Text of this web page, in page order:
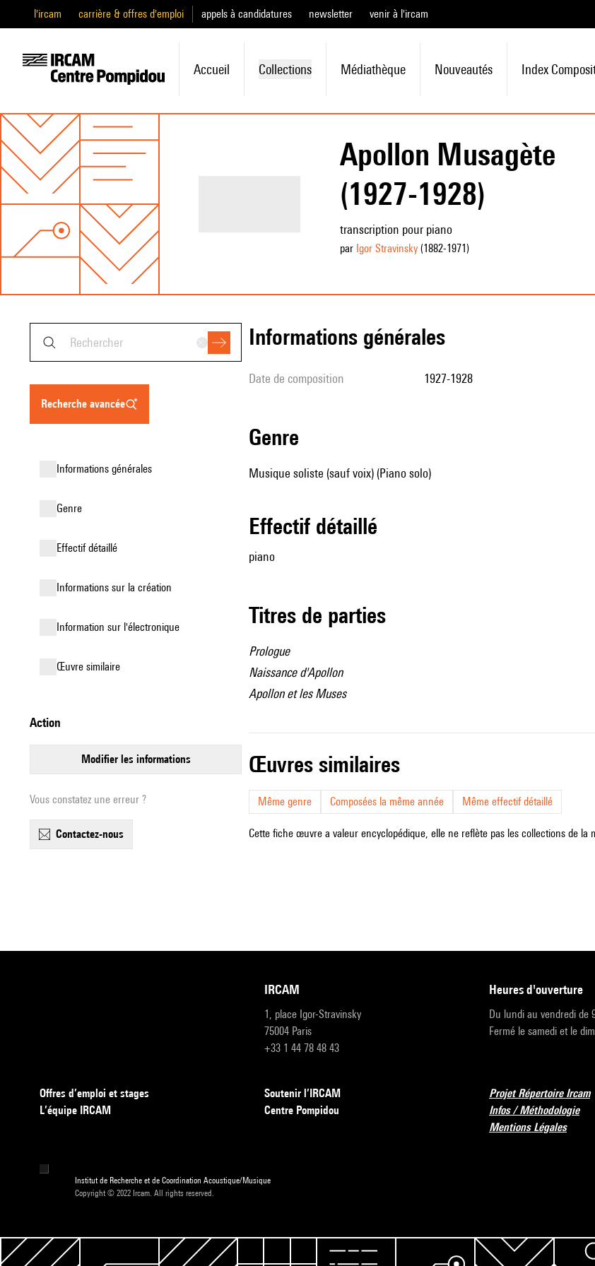
l'ircam carrière & offres d'emploi appels à candidatures newsletter venir à l'ircam
Accueil Collections Médiathèque Nouveautés Index
Apollon Musagète
(1927-1928)
transcription pour piano
par Igor Stravinsky(1882-1971)
recherche avancée
informations générales
genre
effectif détaillé
informations sur la création
Information sur l'électronique
œuvre similaire
action
modifier les informations
Vous constatez une erreur ?
contactez-nous
informations générales
date de composition 1927-1928
genre
Musique soliste (sauf voix) (Piano solo)
effectif détaillé
piano
Titres de parties
Prologue
Naissance d'Apollon
Apollon et les Muses
œuvres similaires
Même genre Composées la même année Même effectif détaillé
Cette fiche œuvre a valeur encyclopédique, elle ne reflète pas les collections de
IRCAM
1, place Igor-Stravinsky
75004 Paris
+33 1 44 78 48 43
heures d'ouverture
Du lundi au vendredi de
Fermé le samedi et le
Offres d’emploi et stages
L’équipe IRCAM
Soutenir l’IRCAM
Centre Pompidou
Projet Répertoire Ircam
Infos / Méthodologie
Mentions Légales
Institut de Recherche et de Coordination Acoustique/Musique
Copyright © 2022 Ircam. All rights reserved.